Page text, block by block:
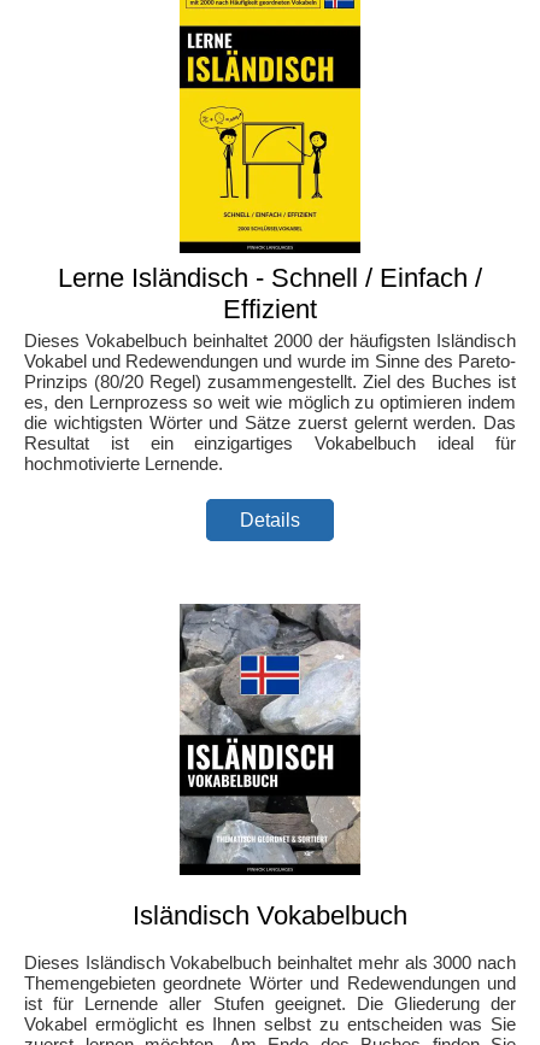
Lerne Isländisch - Schnell / Einfach /
Effizient
Dieses Vokabelbuch beinhaltet 2000 der häufigsten Isländisch
Vokabel und Redewendungen und wurde im Sinne des Pareto-
Prinzips (80/20 Regel) zusammengestellt. Ziel des Buches ist
es, den Lernprozess so weit wie möglich zu optimieren indem
die wichtigsten Wörter und Sätze zuerst gelernt werden. Das
Resultat ist ein einzigartiges Vokabelbuch ideal für
hochmotivierte Lernende.
Details
Isländisch Vokabelbuch
Dieses Isländisch Vokabelbuch beinhaltet mehr als 3000 nach
Themengebieten geordnete Wörter und Redewendungen und
ist für Lernende aller Stufen geeignet. Die Gliederung der
Vokabel ermöglicht es Ihnen selbst zu entscheiden was Sie